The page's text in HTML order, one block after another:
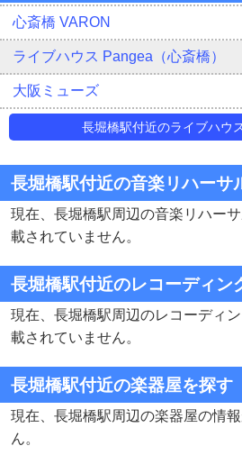
心斎橋 VARON
ライブハウス Pangea（心斎橋）
大阪ミューズ
長堀橋駅付近のライブハウ
長堀橋駅付近の音楽リハーサ
現在、長堀橋駅周辺の音楽リハー
載されていません。
長堀橋駅付近のレコーディン
現在、長堀橋駅周辺のレコーディ
載されていません。
長堀橋駅付近の楽器屋を探す
現在、長堀橋駅周辺の楽器屋の情
ん。